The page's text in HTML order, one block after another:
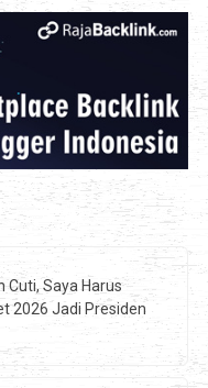
Cuti, Saya Harus
2026 Jadi Presiden